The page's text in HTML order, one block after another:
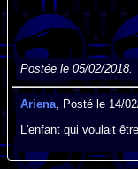
Postée le 05/02/2018.
Ariena, Posté le 14/
L'enfant qui voulait